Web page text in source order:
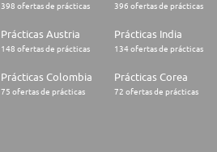
398 ofertas de prácticas 396 ofertas de prácticas
Prácticas Austria
148 ofertas de prácticas
Prácticas India
134 ofertas de prácticas
Prácticas Colombia
75 ofertas de prácticas
Prácticas Corea
72 ofertas de prácticas